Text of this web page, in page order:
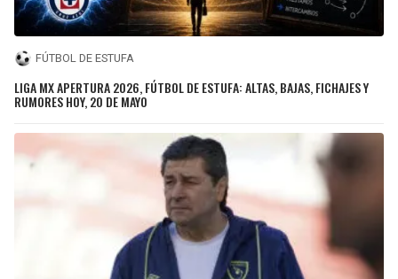
FÚTBOL DE ESTUFA
LIGA MX APERTURA 2026, FÚTBOL DE ESTUFA: ALTAS, BAJAS, FICHAJES Y
RUMORES HOY, 20 DE MAYO